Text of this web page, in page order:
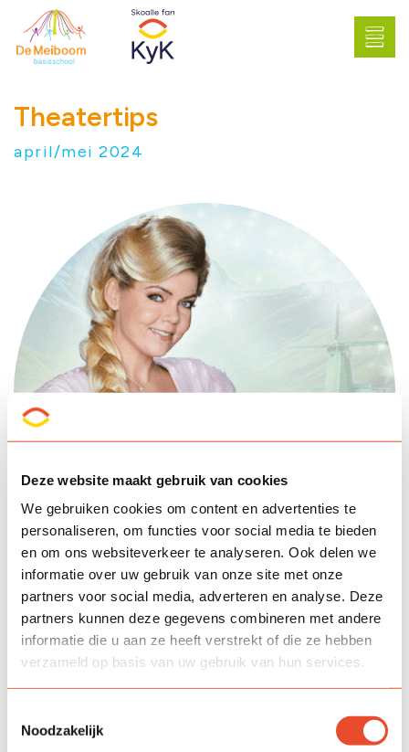
Deze website maakt gebruik van cookies
We gebruiken cookies om content en advertenties te
personaliseren, om functies voor social media te bieden
en om ons websiteverkeer te analyseren. Ook delen we
informatie over uw gebruik van onze site met onze
partners voor social media, adverteren en analyse. Deze
partners kunnen deze gegevens combineren met andere
informatie die u aan ze heeft verstrekt of die ze hebben
verzameld op basis van uw gebruik van hun services.
Noodzakelijk
Theatertips
april/mei 2024
april 2024
Theatertips april/mei 2024
Bekijkhierleuke tips van theater Sneek voor o.a. de
meivakantie!